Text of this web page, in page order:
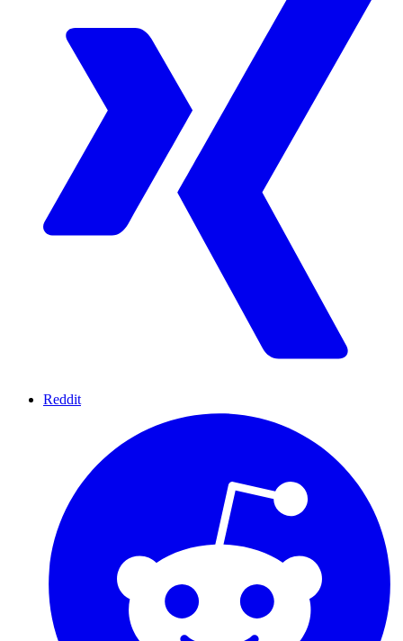
Reddit